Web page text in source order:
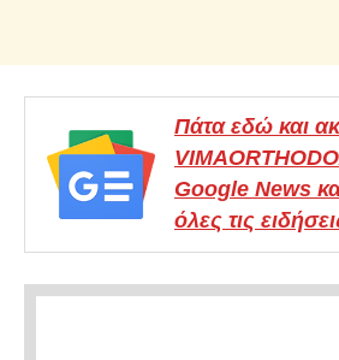
Πάτα εδώ και
Google News
όλες τις